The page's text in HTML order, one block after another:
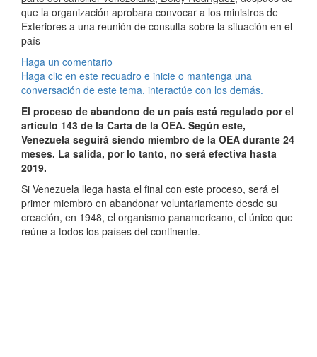
que la organización aprobara convocar a los ministros de
Exteriores a una reunión de consulta sobre la situación en el
país
Haga un comentario
Haga clic en este recuadro e inicie o mantenga una
conversación de este tema, interactúe con los demás.
El proceso de abandono de un país está regulado por el
artículo 143 de la Carta de la OEA. Según este,
Venezuela seguirá siendo miembro de la OEA durante 24
meses. La salida, por lo tanto, no será efectiva hasta
2019.
Si Venezuela llega hasta el final con este proceso, será el
primer miembro en abandonar voluntariamente desde su
creación, en 1948, el organismo panamericano, el único que
reúne a todos los países del continente.